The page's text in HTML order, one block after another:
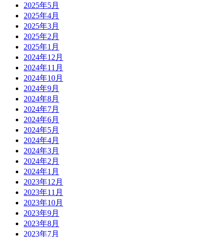
2025年5月
2025年4月
2025年3月
2025年2月
2025年1月
2024年12月
2024年11月
2024年10月
2024年9月
2024年8月
2024年7月
2024年6月
2024年5月
2024年4月
2024年3月
2024年2月
2024年1月
2023年12月
2023年11月
2023年10月
2023年9月
2023年8月
2023年7月